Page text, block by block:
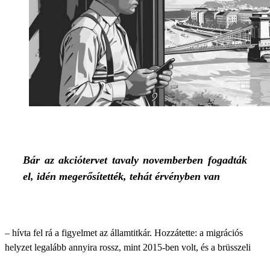
Bár az akciótervet tavaly novemberben fogadták
el, idén megerősítették, tehát érvényben van
– hívta fel rá a figyelmet az államtitkár. Hozzátette: a migrációs
helyzet legalább annyira rossz, mint 2015-ben volt, és a brüsszeli